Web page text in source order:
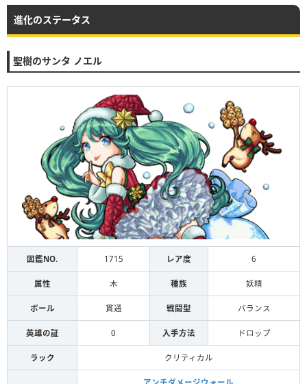
進化のステータス
聖樹のサンタ ノエル
図鑑NO. 1715 レア度 6
属性 木 種族 妖精
ボール 貫通 戦闘型 バランス
英雄の証 0 入手方法 ドロップ
ラック クリティカル